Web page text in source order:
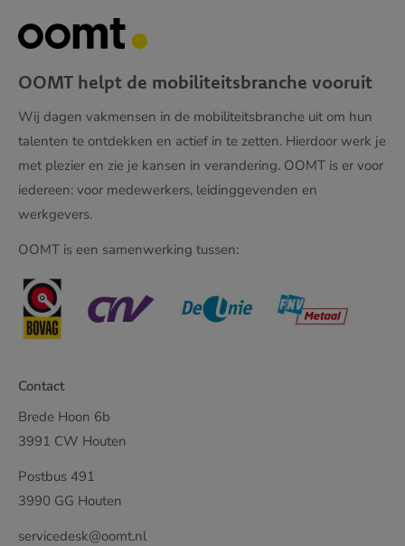
OOMT helpt de mobiliteitsbranche vooruit
Wij dagen vakmensen in de mobiliteitsbranche uit om hun
talenten te ontdekken en actief in te zetten. Hierdoor werk je
met plezier en zie je kansen in verandering. OOMT is er voor
iedereen: voor medewerkers, leidinggevenden en
werkgevers.
OOMT is een samenwerking tussen:
Contact
Brede Hoon 6b
3991 CW Houten
Postbus 491
3990 GG Houten
servicedesk@oomt.nl